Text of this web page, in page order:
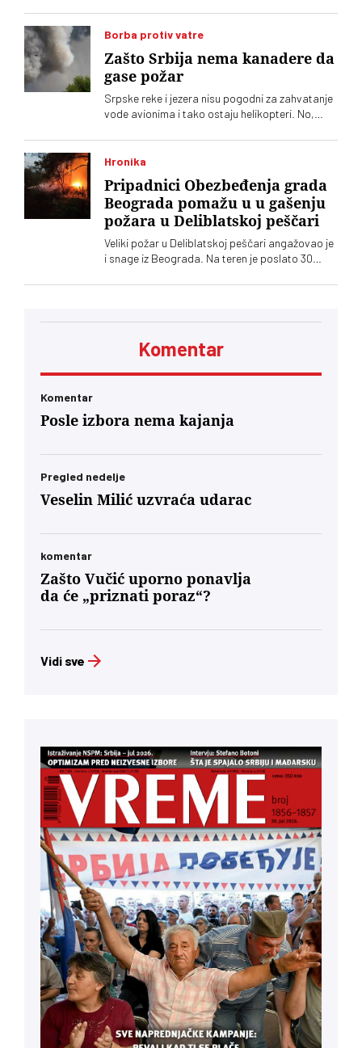
divljih deponija
Borba protiv vatre
Zašto Srbija nema kanadere da
gase požar
Srpske reke i jezera nisu pogodni za zahvatanje
vode avionima i tako ostaju helikopteri. No,
ne može da se pobedi samo iz vazduha
Hronika
Pripadnici Obezbeđenja grada
Beograda pomažu u u gašenju
požara u Deliblatskoj peščari
Veliki požar u Deliblatskoj peščari angažovao je
i snage iz Beograda. Na teren je poslato 30
devet terenskih vozila, a najugroženije je
Komentar
Komentar
Posle izbora nema kajanja
Pregled nedelje
Veselin Milić uzvraća udarac
komentar
Zašto Vučić uporno ponavlja
da će „priznati poraz“?
Vidi sve